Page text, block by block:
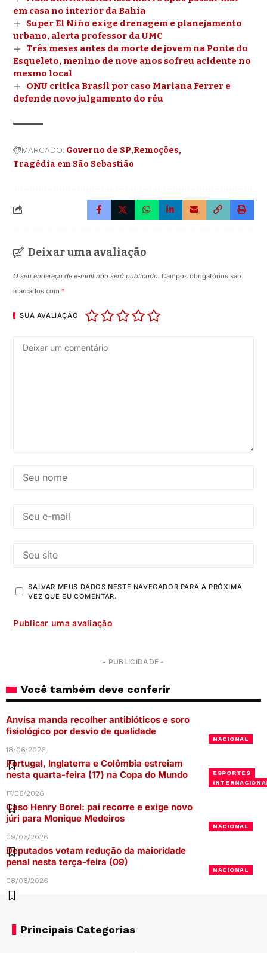
em casa no interior da Bahia
Super El Niño exige drenagem e planejamento
urbano, alerta professor da UMC
Três meses antes da morte de jovem na Ponte do
Esqueleto, menino de nove anos sofreu acidente no
mesmo local
ONU critica Brasil por caso Mariana Ferrer e
defende novo julgamento do réu
MARCADO: Governo de SP Remoções
Tragédia em São Sebastião
Deixar uma avaliação
O seu endereço de e-mail não será publicado. Campos obrigatórios são
marcados com*
SUA AVALIAÇÃO
SALVAR MEUS DADOS NESTE NAVEGADOR PARA A PRÓXIMA
VEZ QUE EU COMENTAR.
- PUBLICIDADE -
Você também deve conferir
NACIONAL
Anvisa manda recolher antibióticos e soro
fisiológico por desvio de qualidade
18/06/2026
ESPORTES
Portugal, Inglaterra e Colômbia estreiam
nesta quarta-feira (17) na Copa do Mundo
17/06/2026
NACIONAL
Caso Henry Borel: pai recorre e exige novo
júri para Monique Medeiros
09/06/2026
NACIONAL
Deputados votam redução da maioridade
penal nesta terça-feira (09)
08/06/2026
Principais Categorias